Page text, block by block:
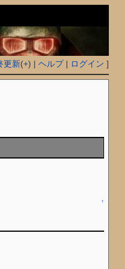
更新(+) |ヘルプ| ログイン ]
↑